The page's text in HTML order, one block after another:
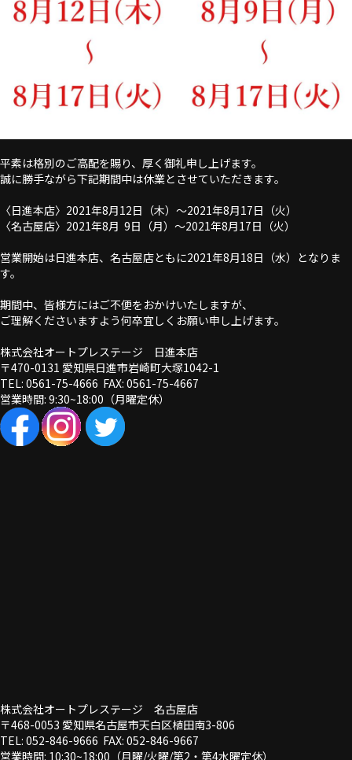
平素は格別のご高配を賜り、厚く御礼申し上げます。
誠に勝手ながら下記期間中は休業とさせていただきます。
〈日進本店〉2021年8月12日（木）～2021年8月17日（火）
〈名古屋店〉2021年8月 9日（月）～2021年8月17日（火）
営業開始は日進本店、名古屋店ともに2021年8月18日（水）となりま
す。
期間中、皆様方にはご不便をおかけいたしますが、
ご理解くださいますよう何卒宜しくお願い申し上げます。
株式会社オートプレステージ 日進本店
〒470-0131 愛知県日進市岩崎町大塚1042-1
TEL: 0561-75-4666 FAX: 0561-75-4667
営業時間: 9:30~18:00（月曜定休）
株式会社オートプレステージ 名古屋店
〒468-0053 愛知県名古屋市天白区植田南3-806
TEL: 052-846-9666 FAX: 052-846-9667
営業時間: 10:30~18:00（月曜/火曜/第2・第4水曜定休）